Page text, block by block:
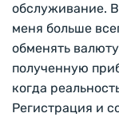
обслуживание.
меня больше
обменять
полученную
когда
Регистрация и